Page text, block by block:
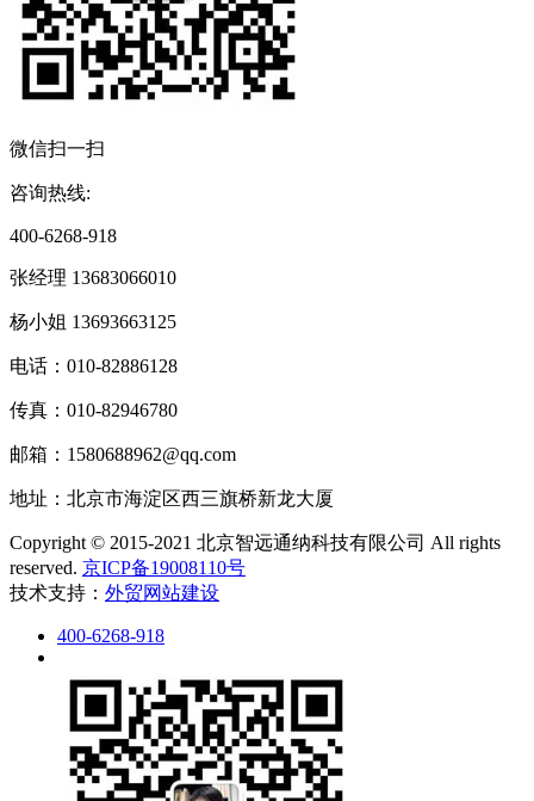
微信扫一扫
咨询热线:
400-6268-918
张经理 13683066010
杨小姐 13693663125
电话：010-82886128
传真：010-82946780
邮箱：1580688962@qq.com
地址：北京市海淀区西三旗桥新龙大厦
Copyright © 2015-2021 北京智远通纳科技有限公司 All rights
reserved. 京ICP备19008110号
技术支持： 外贸网站建设
400-6268-918